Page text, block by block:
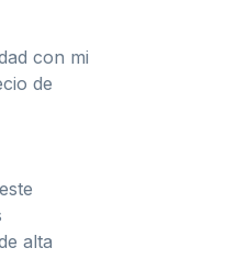
con mi
de
alta